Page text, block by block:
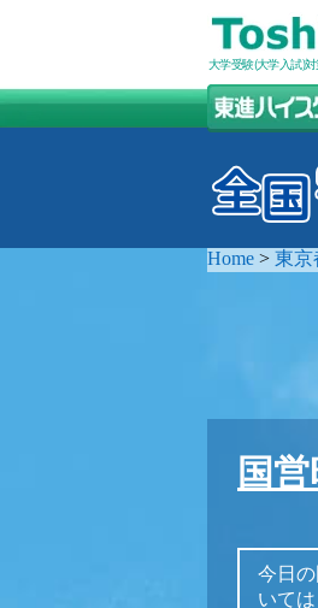
大学受験(大学入試)
Home > 東京
国
今日
いては